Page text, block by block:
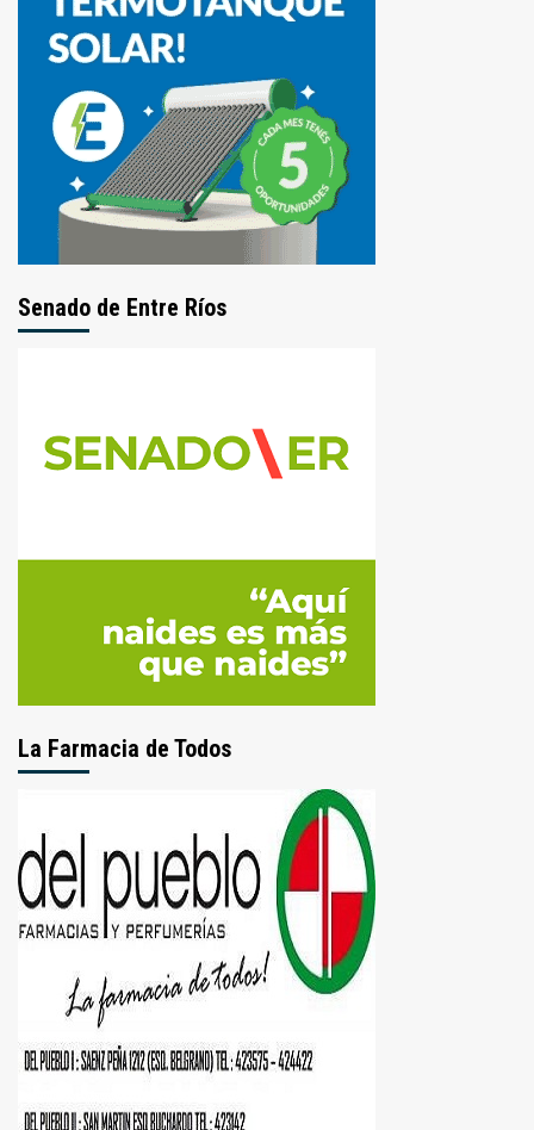
Senado de Entre Ríos
La Farmacia de Todos